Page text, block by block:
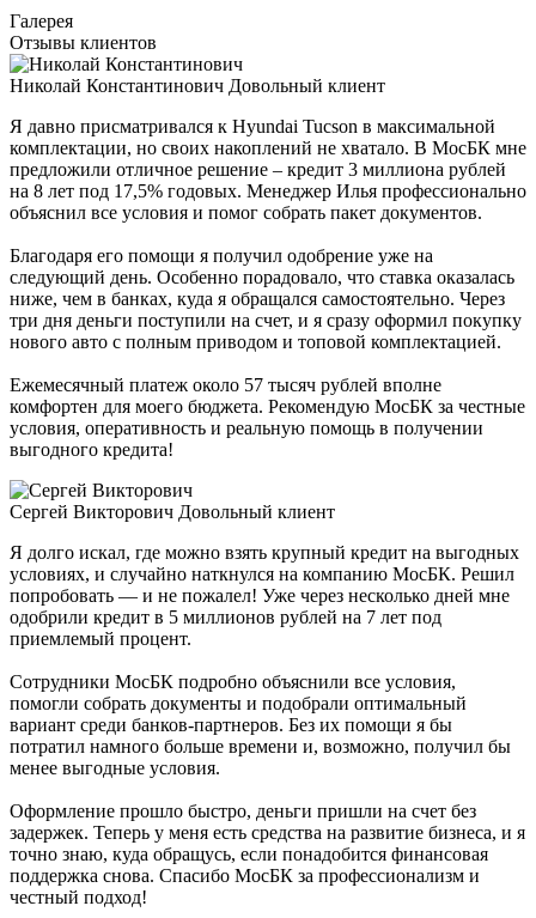
Галерея
Отзывы клиентов
Николай Константинович Довольный клиент
Я давно присматривался к Hyundai Tucson в максимальной
комплектации, но своих накоплений не хватало. В МосБК мне
предложили отличное решение – кредит 3 миллиона рублей
на 8 лет под 17,5% годовых. Менеджер Илья профессионально
объяснил все условия и помог собрать пакет документов.
Благодаря его помощи я получил одобрение уже на
следующий день. Особенно порадовало, что ставка оказалась
ниже, чем в банках, куда я обращался самостоятельно. Через
три дня деньги поступили на счет, и я сразу оформил покупку
нового авто с полным приводом и топовой комплектацией.
Ежемесячный платеж около 57 тысяч рублей вполне
комфортен для моего бюджета. Рекомендую МосБК за честные
условия, оперативность и реальную помощь в получении
выгодного кредита!
Сергей Викторович Довольный клиент
Я долго искал, где можно взять крупный кредит на выгодных
условиях, и случайно наткнулся на компанию МосБК. Решил
попробовать — и не пожалел! Уже через несколько дней мне
одобрили кредит в 5 миллионов рублей на 7 лет под
приемлемый процент.
Сотрудники МосБК подробно объяснили все условия,
помогли собрать документы и подобрали оптимальный
вариант среди банков-партнеров. Без их помощи я бы
потратил намного больше времени и, возможно, получил бы
менее выгодные условия.
Оформление прошло быстро, деньги пришли на счет без
задержек. Теперь у меня есть средства на развитие бизнеса, и я
точно знаю, куда обращусь, если понадобится финансовая
поддержка снова. Спасибо МосБК за профессионализм и
честный подход!